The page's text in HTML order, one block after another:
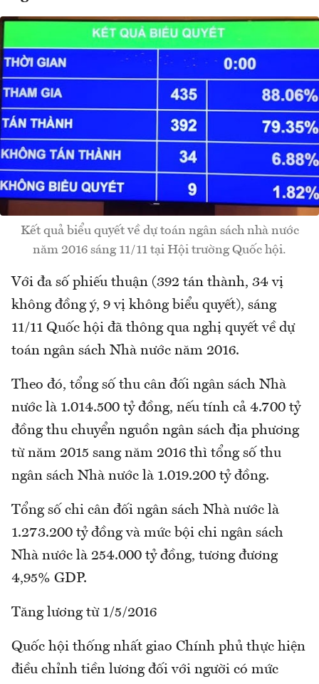
Kết quả biểu quyết về dự toán ngân sách nhà nước
năm 2016 sáng 11/11 tại Hội trường Quốc hội.
Với đa số phiếu thuận (392 tán thành, 34 vị
không đồng ý, 9 vị không biểu quyết), sáng
11/11 Quốc hội đã thông qua nghị quyết về dự
toán ngân sách Nhà nước năm 2016.
Theo đó, tổng số thu cân đối ngân sách Nhà
nước là 1.014.500 tỷ đồng, nếu tính cả 4.700 tỷ
đồng thu chuyển nguồn ngân sách địa phương
từ năm 2015 sang năm 2016 thì tổng số thu
ngân sách Nhà nước là 1.019.200 tỷ đồng.
Tổng số chi cân đối ngân sách Nhà nước là
1.273.200 tỷ đồng và mức bội chi ngân sách
Nhà nước là 254.000 tỷ đồng, tương đương
4,95% GDP.
Tăng lương từ 1/5/2016
Quốc hội thống nhất giao Chính phủ thực hiện
điều chỉnh tiền lương đối với người có mức